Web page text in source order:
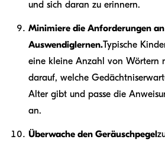
und sich daran zu erinnern.
Minimiere die Anforderungen
Auswendiglernen.Typische
eine kleine Anzahl von Wörtern
darauf, welche
Alter gibt und passe die
an.
Überwache den Geräuschpegel